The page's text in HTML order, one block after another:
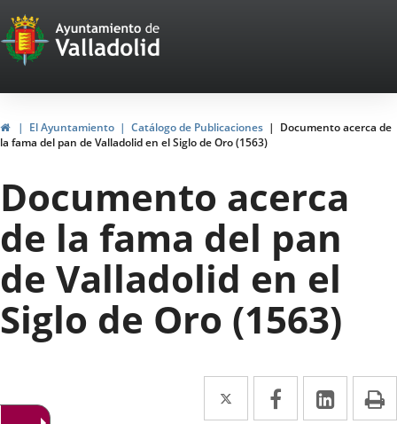
Portal
Web
del
Ayuntamiento
de
Valladolid
HomeEl Ayuntamiento Catálogo de Publicaciones
Documento acerca de
la fama del pan de Valladolid en el Siglo de Oro (1563)
Documento acerca
de la fama del pan
de Valladolid en el
Siglo de Oro (1563)
Twitter
Enlace Facebook
EnlaceEnlace